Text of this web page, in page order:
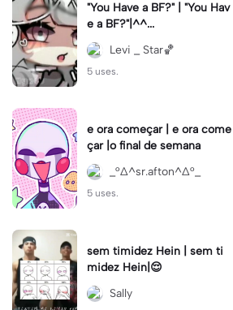
"You Have a BF?" | "You Hav
e a BF?"|^^...
Levi _ Star🏀
5 uses.
e ora começar | e ora come
çar |o final de semana
_°∆^sr.afton^∆°_
5 uses.
sem timidez Hein | sem ti
midez Hein|😌
Sally